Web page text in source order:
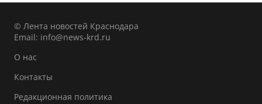
© Лента новостей Краснодара
Email: info@news-krd.ru
О нас
Контакты
Редакционная политика